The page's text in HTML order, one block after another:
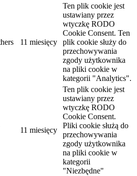
11 miesięcy
Ten plik cookie jest
ustawiany przez
wtyczkę RODO
Cookie Consent. Ten
plik cookie służy do
przechowywania
zgody użytkownika
na pliki cookie w
kategorii "Analytics".
11 miesięcy
Ten plik cookie jest
ustawiany przez
wtyczkę RODO
Cookie Consent.
Pliki cookie służą do
przechowywania
zgody użytkownika
na pliki cookie w
kategorii
"Niezbędne"